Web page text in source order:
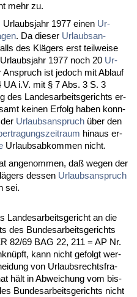
mehr zu.
1977 ei­nen Ur­
. Da die­ser Ur­laubs­an­
des Klägers erst teil­wei­se
1977 noch 20 Ur­
ist je­doch mit Ab­lauf
i.V. mit § 7 Abs. 3 S. 3
des Lan­des­ar­beits­ge­richts er­
kei­nen Er­folg ha­ben konn­
Ur­laubs­an­spruch über den
hin­aus er­
Ur­laubs­ab­kom­men nicht.
an­ge­nom­men, daß we­gen der
des­sen Ur­laubs­an­spruch
sei.
Lan­des­ar­beits­ge­richt an die
des Bun­des­ar­beits­ge­richts
82/69 BAG 22, 211 = AP Nr.
kann nicht ge­folgt wer­
von Ur­laubs­rechts­fra­
hält in Ab­wei­chung vom bis­
Bun­des­ar­beits­ge­richts nicht